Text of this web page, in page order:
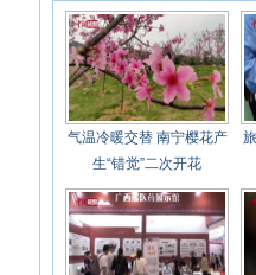
气温冷暖交替 南宁樱花产
生“错觉”二次开花